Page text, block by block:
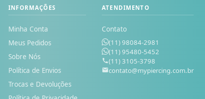
INFORMAÇÕES
Minha Conta
Meus Pedidos
Sobre Nós
Política de Envios
Trocas e Devoluções
ATENDIMENTO
Contato
(11) 98084-2981
(11) 95480-5452
(11) 3105-3798
contato@mypiercing.com.br